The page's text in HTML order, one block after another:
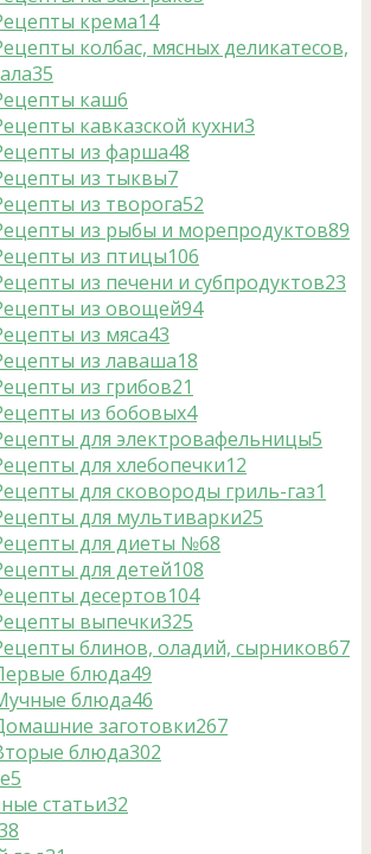
крема14
колбас, мясных деликатесов,
35
каш6
кавказской кухни3
из фарша48
из тыквы7
из творога52
из рыбы и морепродуктов89
из птицы106
из печени и субпродуктов23
из овощей94
из мяса43
из лаваша18
из грибов21
из бобовых4
для электровафельницы5
для хлебопечки12
для сковороды гриль-газ1
для мультиварки25
для диеты №68
для детей108
десертов104
выпечки325
блинов, оладий, сырников67
блюда49
блюда46
заготовки267
блюда302
5
статьи32